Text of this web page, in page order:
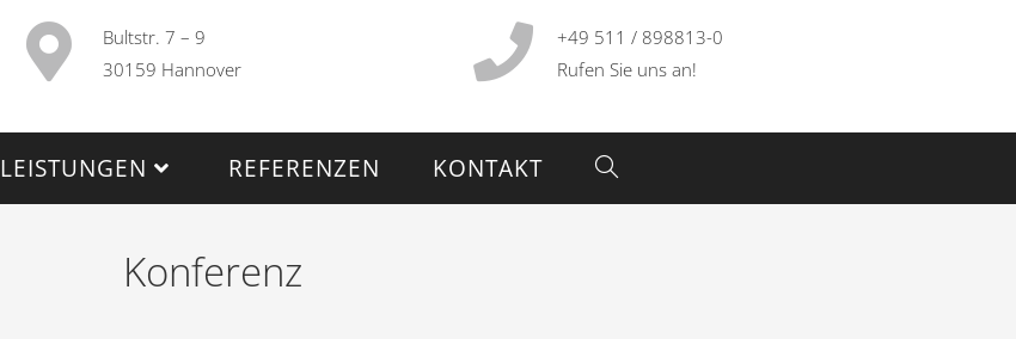
Bultstr. 7 – 9
30159 Hannover
+49 511 / 898813-0
Rufen Sie uns an!
LEISTUNGEN REFERENZEN KONTAKT
Konferenz